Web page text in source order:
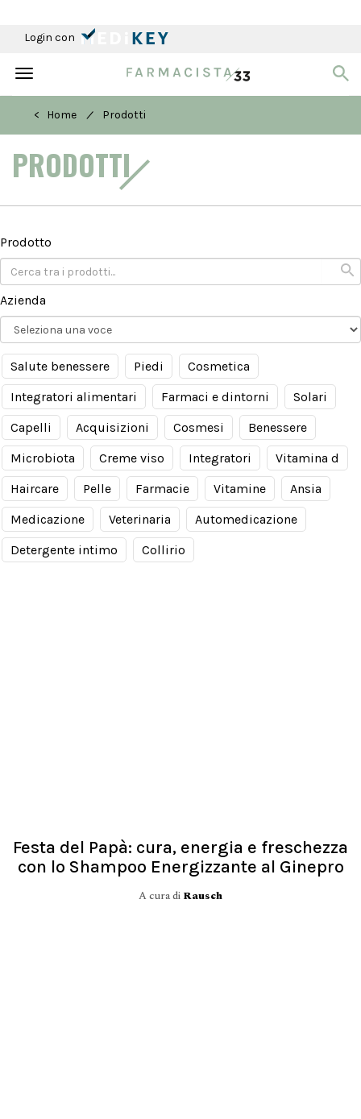
Login con
Toggle
< Home
/ Prodotti
PRODOTTI
Prodotto
Azienda
Salute benessere Piedi
Cosmetica
Integratori alimentari
Farmaci e dintorni
Solari
Capelli
Acquisizioni Cosmesi
Benessere
Microbiota
Creme viso Integratori
Vitamina d
Haircare
Pelle Farmacie Vitamine
Ansia
Medicazione
Veterinaria
Automedicazione
Detergente intimo
Collirio
Festa del Papà: cura, energia e freschezza
con lo Shampoo Energizzante al Ginepro
A cura di Rausch